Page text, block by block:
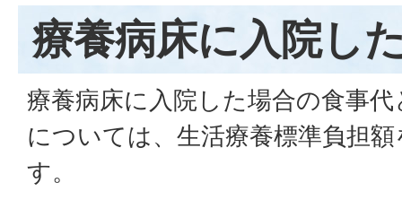
療養病床に入院し
療養病床に入院した場合の食事
については、生活療養標準負担
す。